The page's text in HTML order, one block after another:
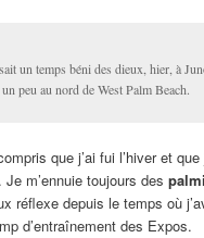
un temps béni des dieux, hier, à
peu au nord de West Palm Beach.
que j’ai fui l’hiver et
Je m’ennuie toujours des
réflexe depuis le temps où
d’entraînement des Expos.